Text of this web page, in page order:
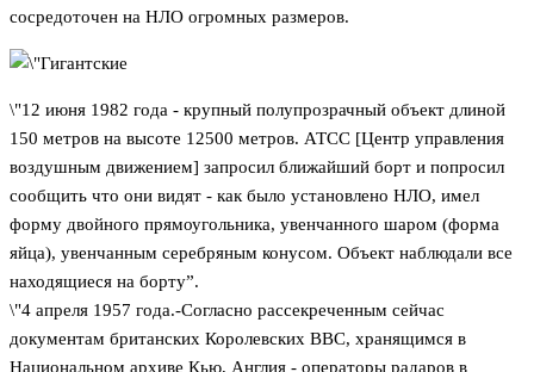
сосредоточен на НЛО огромных размеров.
\"12 июня 1982 года - крупный полупрозрачный объект длиной
150 метров на высоте 12500 метров. АТСС [Центр управления
воздушным движением] запросил ближайший борт и попросил
сообщить что они видят - как было установлено НЛО, имел
форму двойного прямоугольника, увенчанного шаром (форма
яйца), увенчанным серебряным конусом. Объект наблюдали все
находящиеся на борту”.
\"4 апреля 1957 года.-Согласно рассекреченным сейчас
документам британских Королевских ВВС, хранящимся в
Национальном архиве Кью, Англия - операторы радаров в